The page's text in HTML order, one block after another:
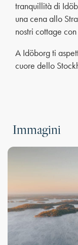
tranquillità di
una cena allo
nostri cottage
A Idöborg ti
cuore dello
Immagini